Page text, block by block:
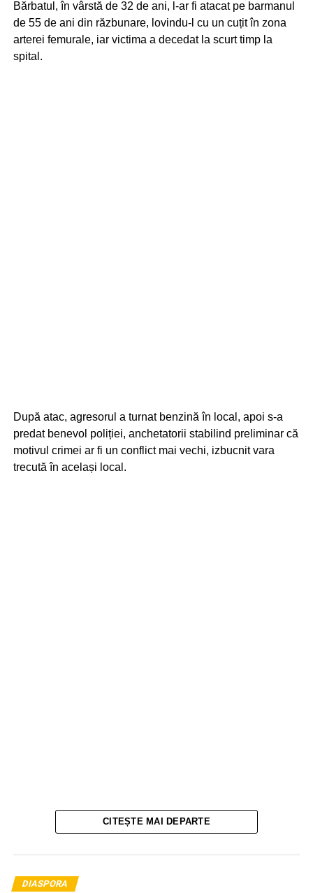
Bărbatul, în vârstă de 32 de ani, l-ar fi atacat pe barmanul
de 55 de ani din răzbunare, lovindu-l cu un cuțit în zona
arterei femurale, iar victima a decedat la scurt timp la
spital.
După atac, agresorul a turnat benzină în local, apoi s-a
predat benevol poliției, anchetatorii stabilind preliminar că
motivul crimei ar fi un conflict mai vechi, izbucnit vara
trecută în același local.
CITEȘTE MAI DEPARTE
DIASPORA